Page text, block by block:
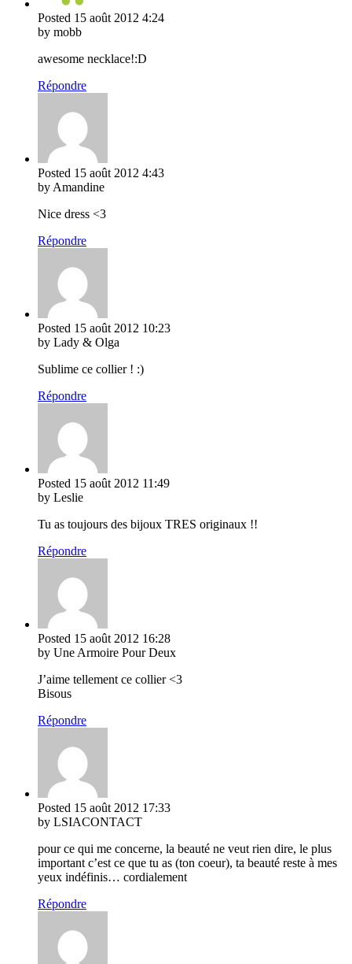
Posted 15 août 2012 4:24
by mobb
awesome necklace!:D
Répondre
Posted 15 août 2012 4:43
by Amandine
Nice dress <3
Répondre
Posted 15 août 2012 10:23
by Lady & Olga
Sublime ce collier ! :)
Répondre
Posted 15 août 2012 11:49
by Leslie
Tu as toujours des bijoux TRES originaux !!
Répondre
Posted 15 août 2012 16:28
by Une Armoire Pour Deux
J’aime tellement ce collier <3
Bisous
Répondre
Posted 15 août 2012 17:33
by LSIACONTACT
pour ce qui me concerne, la beauté ne veut rien dire, le plus
important c’est ce que tu as (ton coeur), ta beauté reste à mes
yeux indéfinis… cordialement
Répondre